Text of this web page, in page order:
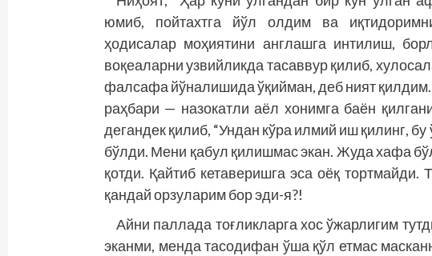
юмиб, пойтахтга йўл олдим ва
ҳодисалар моҳиятини англашга интилиш,
воқеаларни узвийликда тасаввур қилиб,
фалсафа йўналишида ўқийман, деб ният
раҳбари — назокатли аёл хонимга баён
дегандек қилиб, “Ундан кўра илмий иш қилинг,
бўлди. Мени қабул қилишмас экан. Жуда хафа
қотди. Қайтиб кетаверишга эса оёқ
қандай орзуларим бор эди-я?!
Айни паллада тоғликларга хос ўжарлигим
эканми, менда тасодифан ўша қўл етмас